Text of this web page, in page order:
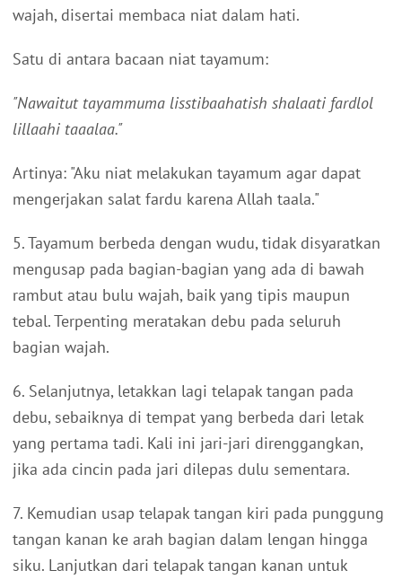
wajah, disertai membaca niat dalam hati.
Satu di antara bacaan niat tayamum:
"Nawaitut tayammuma lisstibaahatish shalaati fardlol
lillaahi taaalaa."
Artinya: "Aku niat melakukan tayamum agar dapat
mengerjakan salat fardu karena Allah taala."
5. Tayamum berbeda dengan wudu, tidak disyaratkan
mengusap pada bagian-bagian yang ada di bawah
rambut atau bulu wajah, baik yang tipis maupun
tebal. Terpenting meratakan debu pada seluruh
bagian wajah.
6. Selanjutnya, letakkan lagi telapak tangan pada
debu, sebaiknya di tempat yang berbeda dari letak
yang pertama tadi. Kali ini jari-jari direnggangkan,
jika ada cincin pada jari dilepas dulu sementara.
7. Kemudian usap telapak tangan kiri pada punggung
tangan kanan ke arah bagian dalam lengan hingga
siku. Lanjutkan dari telapak tangan kanan untuk